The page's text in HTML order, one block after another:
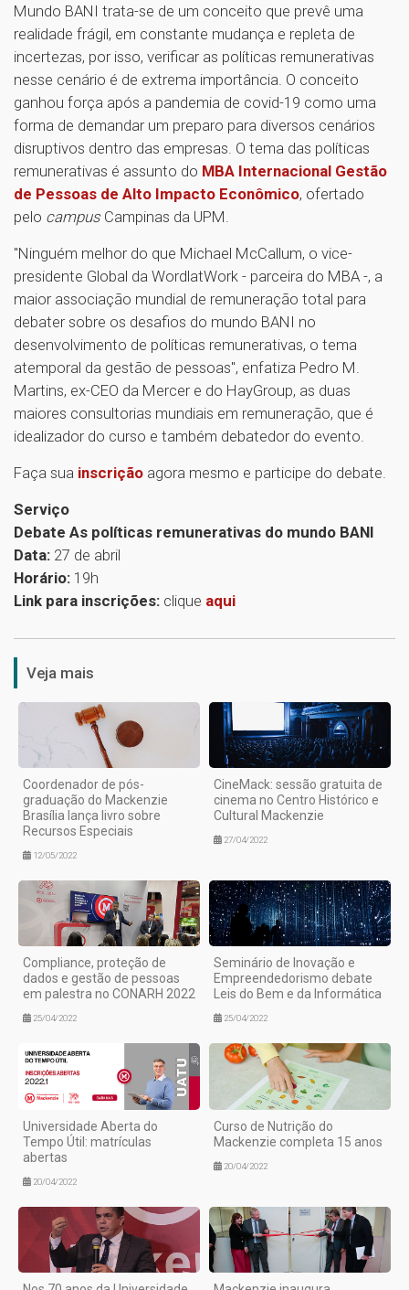
Mundo BANI trata-se de um conceito que prevê uma
realidade frágil, em constante mudança e repleta de
incertezas, por isso, verificar as políticas remunerativas
nesse cenário é de extrema importância. O conceito
ganhou força após a pandemia de covid-19 como uma
forma de demandar um preparo para diversos cenários
disruptivos dentro das empresas. O tema das políticas
remunerativas é assunto do MBA Internacional Gestão
de Pessoas de Alto Impacto Econômico, ofertado
pelo campus Campinas da UPM.
"Ninguém melhor do que Michael McCallum, o vice-
presidente Global da WordlatWork - parceira do MBA -, a
maior associação mundial de remuneração total para
debater sobre os desafios do mundo BANI no
desenvolvimento de políticas remunerativas, o tema
atemporal da gestão de pessoas", enfatiza Pedro M.
Martins, ex-CEO da Mercer e do HayGroup, as duas
maiores consultorias mundiais em remuneração, que é
idealizador do curso e também debatedor do evento.
Faça sua inscrição agora mesmo e participe do debate.
Serviço
Debate As políticas remunerativas do mundo BANI
Data: 27 de abril
Horário: 19h
Link para inscrições: clique aqui
1
Veja mais
Coordenador de pós-
graduação do Mackenzie
Brasília lança livro sobre
Recursos Especiais
12/05/2022
CineMack: sessão gratuita de
cinema no Centro Histórico e
Cultural Mackenzie
27/04/2022
Compliance, proteção de
dados e gestão de pessoas
em palestra no CONARH 2022
25/04/2022
Seminário de Inovação e
Empreendedorismo debate
Leis do Bem e da Informática
25/04/2022
Universidade Aberta do
Tempo Útil: matrículas
abertas
20/04/2022
Curso de Nutrição do
Mackenzie completa 15 anos
20/04/2022